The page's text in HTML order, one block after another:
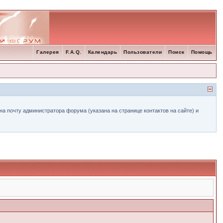
Помощь
Поиск
Пользователи
Календарь
F.A.Q.
Галерея
администратора форума (указана на странице контактов на сайте) и